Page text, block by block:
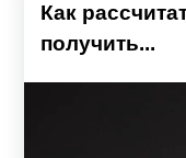
Как
получить...